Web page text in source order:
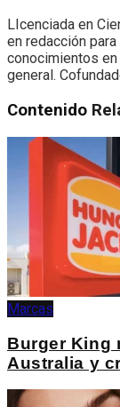
LIcenciada en
en redacción
conocimientos
general.
Contenido
Marcas
Burger King
Australia y